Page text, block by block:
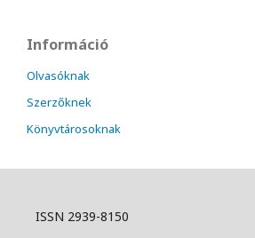
Információ
Olvasóknak
Szerzőknek
Könyvtárosoknak
ISSN 2939-8150